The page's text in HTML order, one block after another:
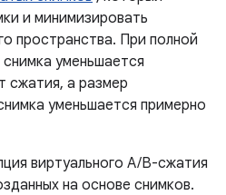
и минимизировать
пространства. При полной
уменьшается
сжатия, а размер
уменьшается примерно
виртуального A/B-сжатия
на основе снимков.